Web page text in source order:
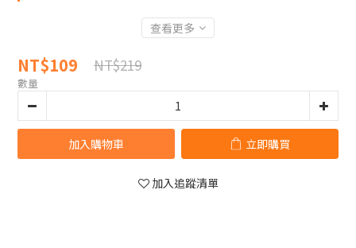
查看更多
NT$109 NT$219
數量
加入購物車 立即購買
加入追蹤清單